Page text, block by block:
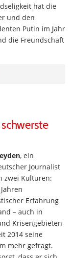
hat die
und den
Putin im Jahr
die Freundschaft
, ein
Journalist
zwei Kulturen:
Erfahrung
– auch in
Krisengebieten
2014 seine
mehr gefragt.